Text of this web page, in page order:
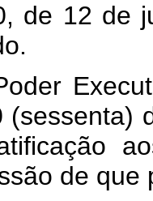
de 12 de
(sessenta)
de que